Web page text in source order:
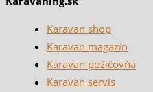
Karavan shop
Karavan magazín
Karavan požičovňa
Karavan servis